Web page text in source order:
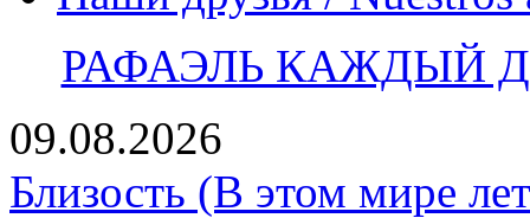
РАФАЭЛЬ КАЖДЫЙ
09.08.2026
Близость (В этом мире